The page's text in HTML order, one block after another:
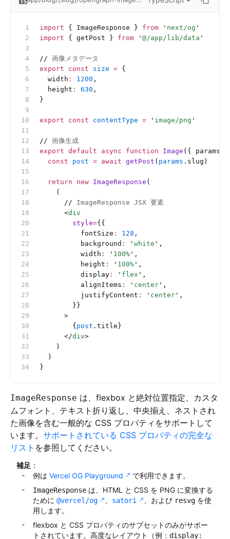
import { ImageResponse } from ' next/og '
import { getPost } from ' @/app/lib/data '
// 画像メタデータ
export const size = {
  width
: 1200 ,
  height
: 630 ,
}
export const contentType = ' image/png '
// 画像生成
export default async function Image ({ params }
  const
post = await getPost ( params .slug)
  return
new ImageResponse (
    (
      //
ImageResponse JSX 要素
      <
div
        style
={{
          fontSize
: 128 ,
          background
: ' white ' ,
          width
: ' 100% ' ,
          height
: ' 100% ' ,
          display
: ' flex ' ,
          alignItems
: ' center ' ,
          justifyContent
: ' center ' ,
        }}
      >
        {
post .title}
      </
div>
    )
  )
}
ImageResponse は、flexbox と絶対位置指定、カスタ
ムフォント、テキスト折り返し、中央揃え、ネストされ
た画像を含む一般的な CSS プロパティをサポートして
います。 サポートされている CSS プロパティの完全な
リスト を参照してください。
補足 ：
例は Vercel OG Playground で利用できます。
ImageResponse は、HTML と CSS を PNG に変換する
ために @vercel/og satori 、および resvg を使
用します。
flexbox と CSS プロパティのサブセットのみがサポー
トされています。高度なレイアウト（例： display: